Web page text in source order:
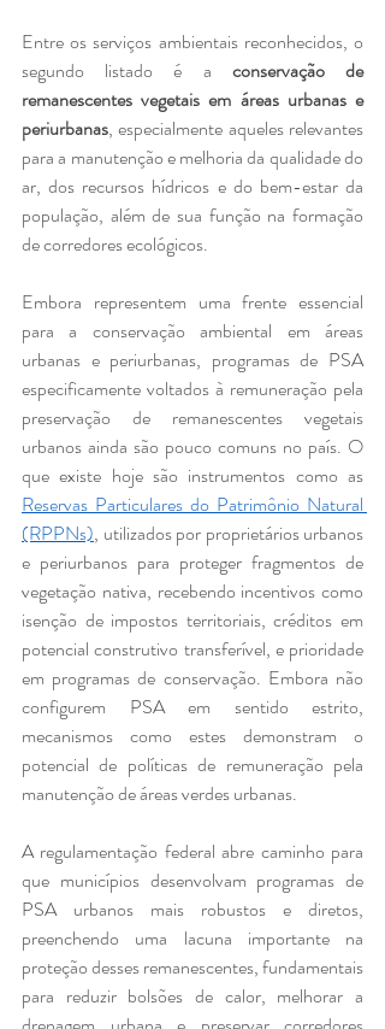
Entre os serviços ambientais reconhecidos, o
segundo listado é a conservação de
remanescentes vegetais em áreas urbanas e
periurbanas, especialmente aqueles relevantes
para a manutenção e melhoria da qualidade do
ar, dos recursos hídricos e do bem-estar da
população, além de sua função na formação
de corredores ecológicos.
Embora representem uma frente essencial
para a conservação ambiental em áreas
urbanas e periurbanas, programas de PSA
especificamente voltados à remuneração pela
preservação de remanescentes vegetais
urbanos ainda são pouco comuns no país. O
Reservas Particulares do Patrimônio Natural
(RPPNs), utilizados por proprietários urbanos
e periurbanos para proteger fragmentos de
vegetação nativa, recebendo incentivos como
isenção de impostos territoriais, créditos em
potencial construtivo transferível, e prioridade
em programas de conservação. Embora não
configurem PSA em sentido estrito,
mecanismos como estes demonstram o
potencial de políticas de remuneração pela
manutenção de áreas verdes urbanas.
A regulamentação federal abre caminho para
que municípios desenvolvam programas de
PSA urbanos mais robustos e diretos,
preenchendo uma lacuna importante na
proteção desses remanescentes, fundamentais
para reduzir bolsões de calor, melhorar a